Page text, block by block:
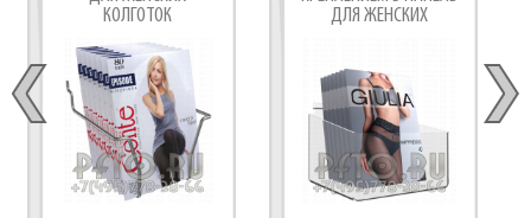
КОЛГОТОК
ДЛЯ ЖЕНСКИХ